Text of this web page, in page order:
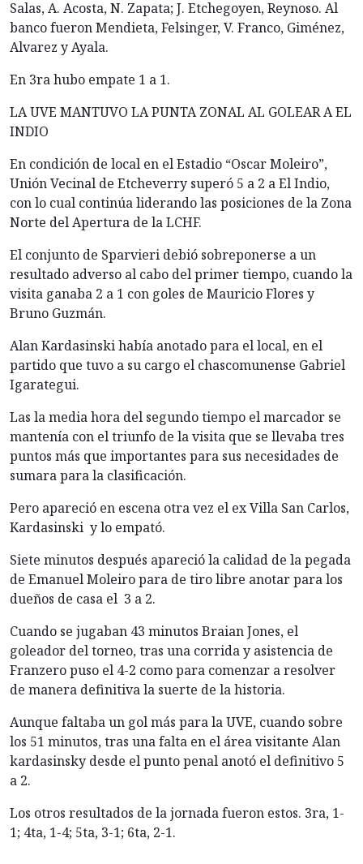
Salas, A. Acosta, N. Zapata; J. Etchegoyen, Reynoso. Al
banco fueron Mendieta, Felsinger, V. Franco, Giménez,
Alvarez y Ayala.
En 3ra hubo empate 1 a 1.
LA UVE MANTUVO LA PUNTA ZONAL AL GOLEAR A EL
INDIO
En condición de local en el Estadio “Oscar Moleiro”,
Unión Vecinal de Etcheverry superó 5 a 2 a El Indio,
con lo cual continúa liderando las posiciones de la Zona
Norte del Apertura de la LCHF.
El conjunto de Sparvieri debió sobreponerse a un
resultado adverso al cabo del primer tiempo, cuando la
visita ganaba 2 a 1 con goles de Mauricio Flores y
Bruno Guzmán.
Alan Kardasinski había anotado para el local, en el
partido que tuvo a su cargo el chascomunense Gabriel
Igarategui.
Las la media hora del segundo tiempo el marcador se
mantenía con el triunfo de la visita que se llevaba tres
puntos más que importantes para sus necesidades de
sumara para la clasificación.
Pero apareció en escena otra vez el ex Villa San Carlos,
Kardasinski y lo empató.
Siete minutos después apareció la calidad de la pegada
de Emanuel Moleiro para de tiro libre anotar para los
dueños de casa el 3 a 2.
Cuando se jugaban 43 minutos Braian Jones, el
goleador del torneo, tras una corrida y asistencia de
Franzero puso el 4-2 como para comenzar a resolver
de manera definitiva la suerte de la historia.
Aunque faltaba un gol más para la UVE, cuando sobre
los 51 minutos, tras una falta en el área visitante Alan
kardasinsky desde el punto penal anotó el definitivo 5
a 2.
Los otros resultados de la jornada fueron estos. 3ra, 1-
1; 4ta, 1-4; 5ta, 3-1; 6ta, 2-1.